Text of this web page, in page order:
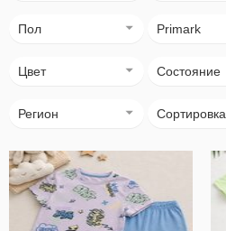
Пол Primark
Цвет Состояние
Регион Сортировка